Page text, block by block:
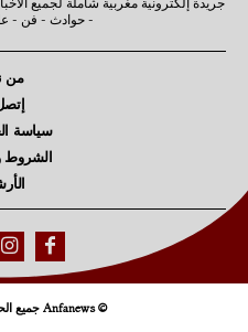
- حوادث - فن -
من
سياسة
الشروط
© Anfanews جميع الحقوق محفوظة لموقع